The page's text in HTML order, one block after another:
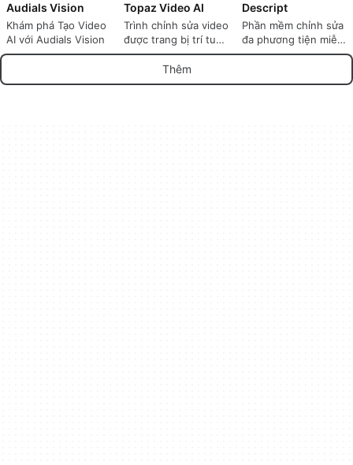
Audials Vision
Khám phá Tạo Video
AI với Audials Vision
Topaz Video AI
Trình chỉnh sửa video
được trang bị trí tuệ
nhân tạo tối ưu
Descript
Phần mềm chỉnh sửa
đa phương tiện miễn
phí
Thêm